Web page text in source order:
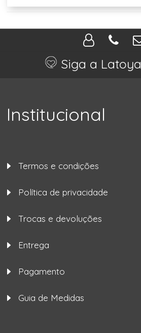
Siga a Latoya
Institucional
Termos e condições
Política de privacidade
Trocas e devoluções
Entrega
Pagamento
Guia de Medidas